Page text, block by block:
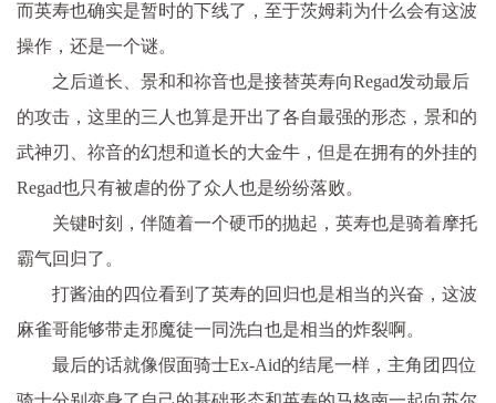
而英寿也确实是暂时的下线了，至于茨姆莉为什么会有这波
操作，还是一个谜。
之后道长、景和和祢音也是接替英寿向Regad发动最后
的攻击，这里的三人也算是开出了各自最强的形态，景和的
武神刃、祢音的幻想和道长的大金牛，但是在拥有的外挂的
Regad也只有被虐的份了众人也是纷纷落败。
关键时刻，伴随着一个硬币的抛起，英寿也是骑着摩托
霸气回归了。
打酱油的四位看到了英寿的回归也是相当的兴奋，这波
麻雀哥能够带走邪魔徒一同洗白也是相当的炸裂啊。
最后的话就像假面骑士Ex-Aid的结尾一样，主角团四位